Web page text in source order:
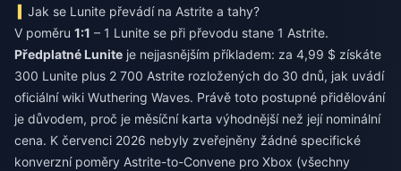
Jak se Lunite převádí na Astrite a tahy?
V poměru 1:1 – 1 Lunite se při převodu stane 1 Astrite.
Předplatné Lunite je nejjasnějším příkladem: za 4,99 $ získáte
300 Lunite plus 2 700 Astrite rozložených do 30 dnů, jak uvádí
oficiální wiki Wuthering Waves. Právě toto postupné přidělování
je důvodem, proč je měsíční karta výhodnější než její nominální
cena. K červenci 2026 nebyly zveřejněny žádné specifické
konverzní poměry Astrite-to-Convene pro Xbox (všechny